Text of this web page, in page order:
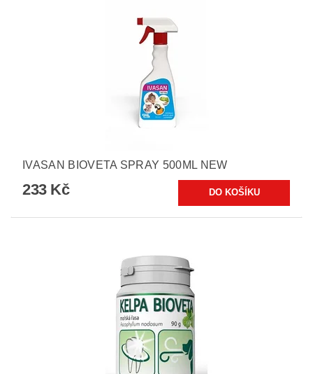
IVASAN BIOVETA SPRAY 500ML NEW
233 Kč